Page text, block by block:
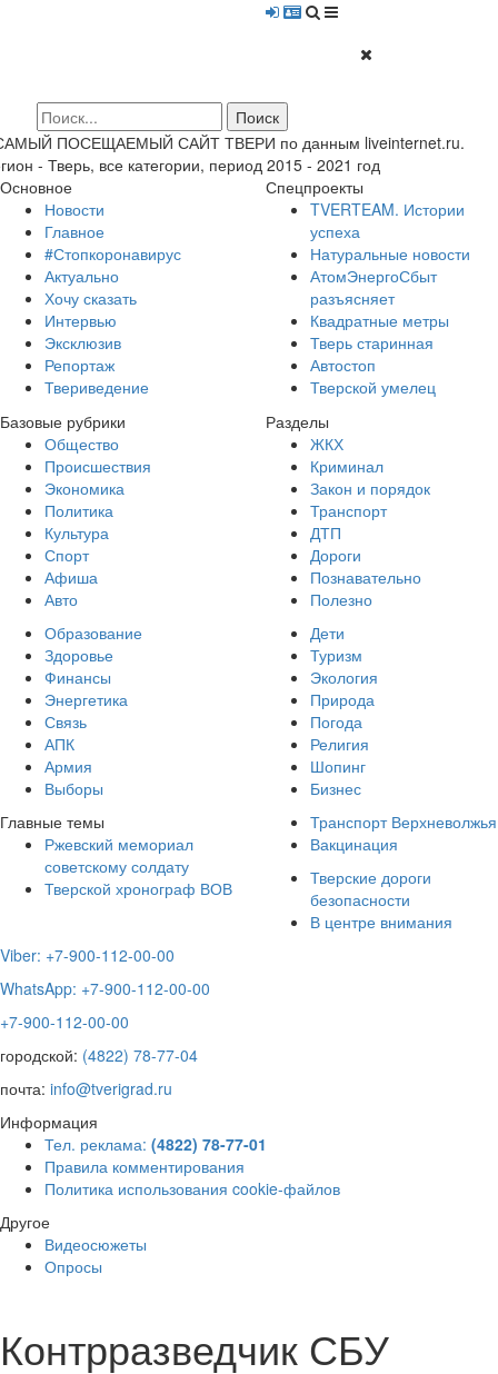
ПОСЕЩАЕМЫЙ САЙТ ТВЕРИ по данным liveinternet.ru.
- Тверь, все категории, период 2015 - 2021 год
Основное
Новости
Главное
#Стопкоронавирус
Актуально
Хочу сказать
Интервью
Эксклюзив
Репортаж
Твериведение
Спецпроекты
TVERTEAM. Истории
успеха
Натуральные новости
АтомЭнергоСбыт
разъясняет
Квадратные метры
Тверь старинная
Автостоп
Тверской умелец
Базовые рубрики
Общество
Происшествия
Экономика
Политика
Культура
Спорт
Афиша
Авто
Разделы
ЖКХ
Криминал
Закон и порядок
Транспорт
ДТП
Дороги
Познавательно
Полезно
Образование
Здоровье
Финансы
Энергетика
Связь
АПК
Армия
Выборы
Дети
Туризм
Экология
Природа
Погода
Религия
Шопинг
Бизнес
Главные темы
Ржевский мемориал
советскому солдату
Тверской хронограф ВОВ
Транспорт Верхневолжья
Вакцинация
Тверские дороги
безопасности
В центре внимания
Viber: +7-900-112-00-00
WhatsApp: +7-900-112-00-00
+7-900-112-00-00
городской: (4822) 78-77-04
почта: info@tverigrad.ru
Информация
Тел. реклама: (4822) 78-77-01
Правила комментирования
Политика использования cookie-файлов
Другое
Видеосюжеты
Опросы
Контрразведчик СБУ